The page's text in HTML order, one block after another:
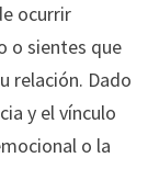
ocurrir
o sientes que
relación. Dado
y el vínculo
o la